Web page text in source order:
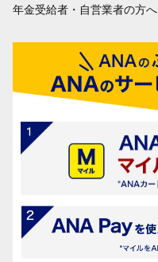
年金受給者・自営業者の方へ